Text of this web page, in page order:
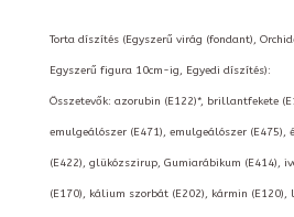
Torta díszítés (Egyszerű virág (fondant),
Egyszerű figura 10cm-ig, Egyedi díszítés):
Összetevők: azorubin (E122)*, brillantfekete
emulgeálószer (E471), emulgeálószer (E475),
(E422), glükózszirup, Gumiarábikum (E414),
(E170), kálium szorbát (E202), kármin